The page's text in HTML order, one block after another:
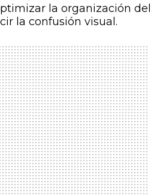
la organización del
la confusión visual.